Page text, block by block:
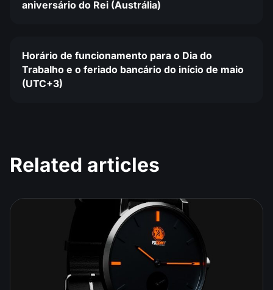
aniversário do Rei (Austrália)
Horário de funcionamento para o Dia do
Trabalho e o feriado bancário do início de maio
(UTC+3)
Related articles